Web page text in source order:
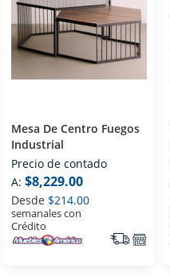
Mesa De Centro Fuegos
Industrial
Precio de contado
A: $8,229.00
Desde $214.00
semanales con
Crédito